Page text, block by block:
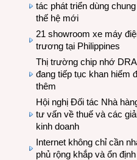
tác phát triển dùng
thế hệ mới
21 showroom xe máy
trương tại Philippines
Thị trường chip nhớ
đang tiếp tục khan hiếm
thêm
Hội nghị Đối tác Nhà
tư vấn về thuế và các
kinh doanh
Internet không chỉ cần
phủ rộng khắp và ổn